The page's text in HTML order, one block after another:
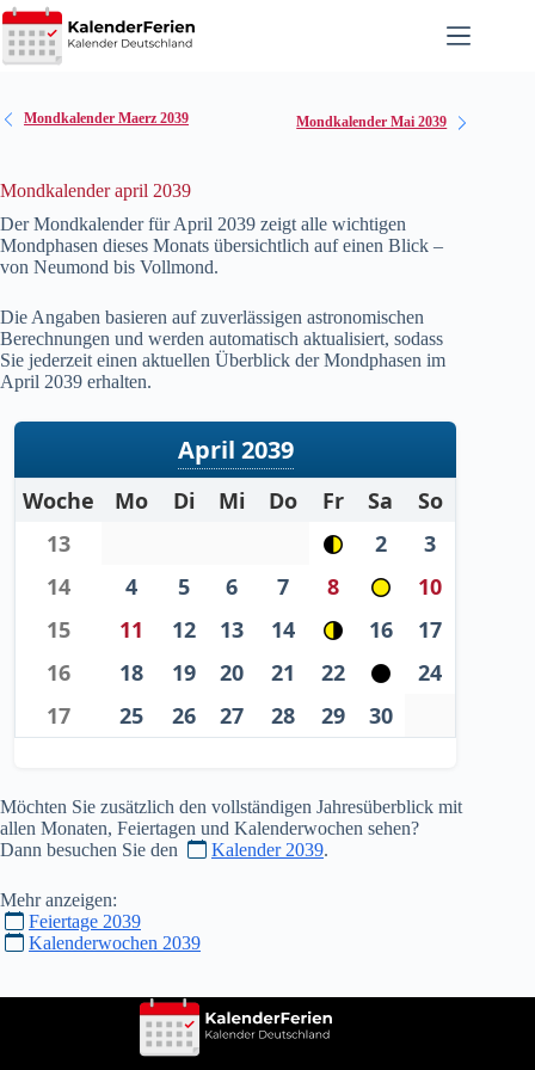
Zum
Inhalt
springen
Mondkalender Maerz 2039 Mondkalender Mai 2039
Mondkalender april 2039
Der Mondkalender für April 2039 zeigt alle wichtigen
Mondphasen dieses Monats übersichtlich auf einen Blick –
von Neumond bis Vollmond.
Die Angaben basieren auf zuverlässigen astronomischen
Berechnungen und werden automatisch aktualisiert, sodass
Sie jederzeit einen aktuellen Überblick der Mondphasen im
April 2039 erhalten.
April 2039
Woche Mo Di Mi Do Fr Sa
So
13
2
3
14
4 5 6 7 8
10
15
11 12 13 14 16
17
16
18 19 20 21 22
24
17
25 26 27 28 29 30
Möchten Sie zusätzlich den vollständigen Jahresüberblick mit
allen Monaten, Feiertagen und Kalenderwochen sehen?
Dann besuchen Sie den
Kalender 2039.
Mehr anzeigen:
Feiertage 2039
Kalenderwochen 2039